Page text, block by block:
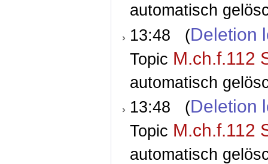
automatisch
13:48 (Deletion
Topic M.ch.f.112
automatisch
13:48 (Deletion
Topic M.ch.f.112
automatisch